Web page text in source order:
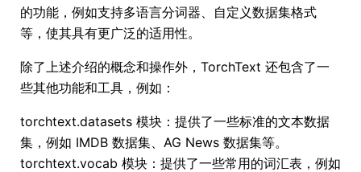
的功能，例如支持多语言分词器、自定义数据集格式
等，使其具有更广泛的适用性。
除了上述介绍的概念和操作外，TorchText 还包含了一
些其他功能和工具，例如：
torchtext.datasets 模块：提供了一些标准的文本数据
集，例如 IMDB 数据集、AG News 数据集等。
torchtext.vocab 模块：提供了一些常用的词汇表，例如